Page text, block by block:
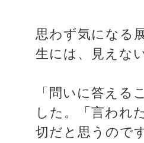
思わず気になる
生には、見えな
「問いに答える
した。「言われ
切だと思うので